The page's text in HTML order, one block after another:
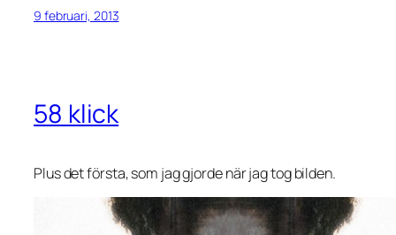
9 februari, 2013
58 klick
Plus det första, som jag gjorde när jag tog bilden.